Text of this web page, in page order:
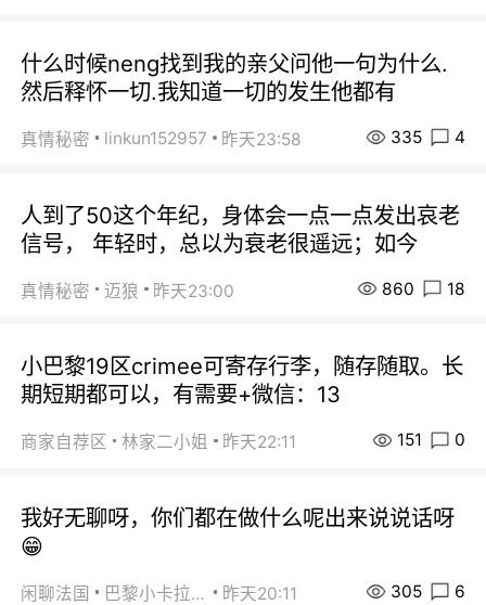
什么时候neng找到我的亲父问他一句为什么.
然后释怀一切.我知道一切的发生他都有
真情秘密 linkun152957 昨天23:58 335 4
人到了50这个年纪，身体会一点一点发出哀老
信号， 年轻时，总以为衰老很遥远；如今
真情秘密 迈狼 昨天23:00 860 18
小巴黎19区crimee可寄存行李，随存随取。长
期短期都可以，有需要+微信：13
商家自荐区 林家二小姐 昨天22:11 151 0
我好无聊呀，你们都在做什么呢出来说说话呀
😁
闲聊法国 巴黎小卡拉咪 昨天20:11 305 6